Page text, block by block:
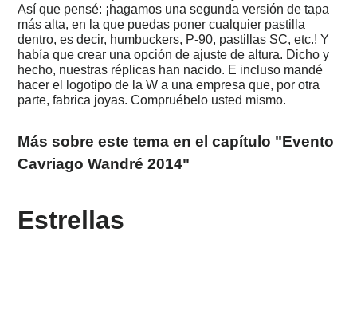
Buenos
Aires,
Chile
&
Iguazu
2007
-
muy
futuro
de
Así que pensé: ¡hagamos una segunda versión de tapa
más alta, en la que puedas poner cualquier pastilla
dentro, es decir, humbuckers, P-90, pastillas SC, etc.! Y
había que crear una opción de ajuste de altura. Dicho y
hecho, nuestras réplicas han nacido. E incluso mandé
hacer el logotipo de la W a una empresa que, por otra
parte, fabrica joyas. Compruébelo usted mismo.
Más sobre este tema en el capítulo "Evento
Cavriago Wandré 2014"
Estrellas